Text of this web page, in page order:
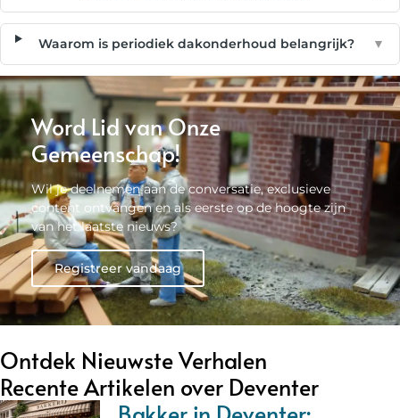
Waarom is periodiek dakonderhoud belangrijk? ▼
Word Lid van Onze
Gemeenschap!
Wil je deelnemen aan de conversatie, exclusieve
content ontvangen en als eerste op de hoogte zijn
van het laatste nieuws?
Registreer vandaag
Ontdek Nieuwste Verhalen
Recente Artikelen over Deventer